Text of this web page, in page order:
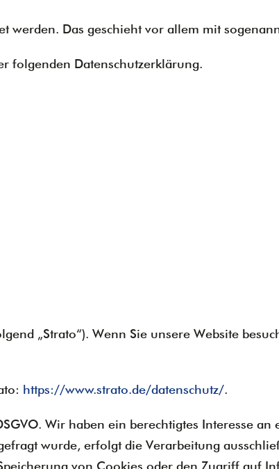
werden. Das geschieht vor allem mit
folgenden Datenschutzerklärung.
„Strato“). Wenn Sie unsere Website
https://www.strato.de/datenschutz/.
Wir haben ein berechtigtes Interesse an
wurde, erfolgt die Verarbeitung
von Cookies oder den Zugriff auf